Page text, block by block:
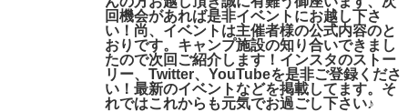
回機会があれば是非イベントにお越し下さ
い！尚、イベントは主催者様の公式内容のと
おりです。キャンプ️施設の知り合いできまし
たので次回ご紹介します！インスタのストー
リー、Twitter、YouTubeを是非ご登録くださ
い！最新のイベントなどを掲載してます。そ
れではこれからも元気でお過ごし下さい♪